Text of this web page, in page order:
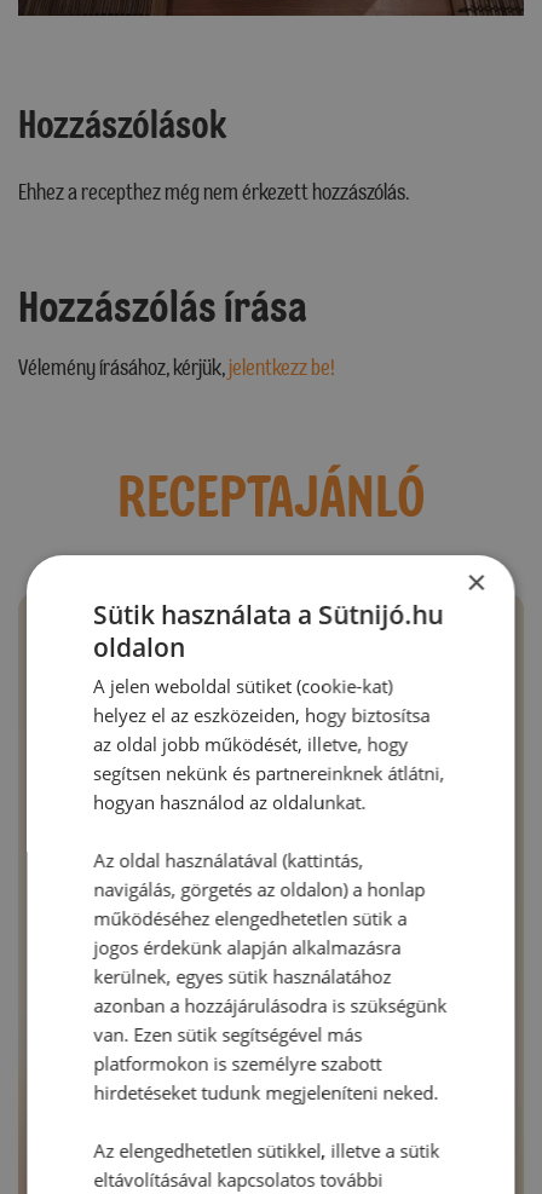
Hozzászólások
Ehhez a recepthez még nem érkezett hozzászólás.
Hozzászólás írása
Vélemény írásához, kérjük,jelentkezz be!
RECEPTAJÁNLÓ
×
Sütik használata a Sütnijó.hu
oldalon
A jelen weboldal sütiket (cookie-kat)
helyez el az eszközeiden, hogy biztosítsa
az oldal jobb működését, illetve, hogy
segítsen nekünk és partnereinknek átlátni,
hogyan használod az oldalunkat.
Az oldal használatával (kattintás,
navigálás, görgetés az oldalon) a honlap
működéséhez elengedhetetlen sütik a
jogos érdekünk alapján alkalmazásra
kerülnek, egyes sütik használatához
azonban a hozzájárulásodra is szükségünk
van. Ezen sütik segítségével más
platformokon is személyre szabott
hirdetéseket tudunk megjeleníteni neked.
Az elengedhetetlen sütikkel, illetve a sütik
eltávolításával kapcsolatos további